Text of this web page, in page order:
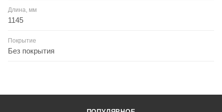
Длина, мм
1145
Покрытие
Без покрытия